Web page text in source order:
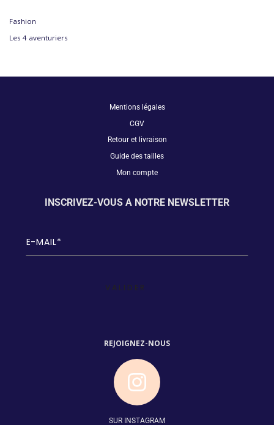
Fashion
Les 4 aventuriers
Mentions légales
CGV
Retour et livraison
Guide des tailles
Mon compte
INSCRIVEZ-VOUS A NOTRE NEWSLETTER
m
l
e
s
s
ir
e
)
REJOIGNEZ-NOUS
SUR INSTAGRAM